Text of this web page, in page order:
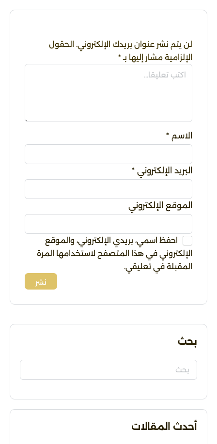
لن يتم نشر عنوان بريدك الإلكتروني. الحقول
الإلزامية مشار إليها بـ *
الاسم *
البريد الإلكتروني *
الموقع الإلكتروني
احفظ اسمي، بريدي الإلكتروني، والموقع
الإلكتروني في هذا المتصفح لاستخدامها المرة
المقبلة في تعليقي.
بحث
أحدث المقالات